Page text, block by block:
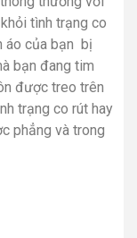
tình trạng co
áo của bạn bị
bạn đang tim
được treo trên
trạng co rút hay
phẳng và trong